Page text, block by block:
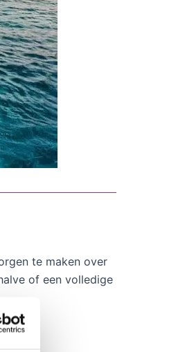
te maken over
of een volledige